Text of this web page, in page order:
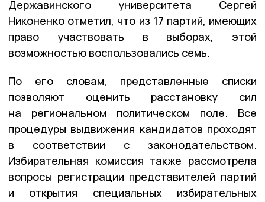
Державинского университета Сергей
Никоненко отметил, что из 17 партий, имеющих
право участвовать в выборах, этой
возможностью воспользовались семь.
По его словам, представленные списки
позволяют оценить расстановку сил
на региональном политическом поле. Все
процедуры выдвижения кандидатов проходят
в соответствии с законодательством.
Избирательная комиссия также рассмотрела
вопросы регистрации представителей партий
и открытия специальных избирательных